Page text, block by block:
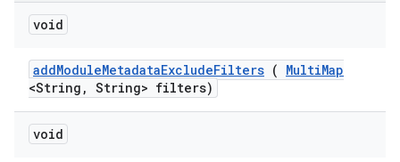
void
addModuleMetadataExcludeFilters ( MultiMap
<String , String> filters)
void